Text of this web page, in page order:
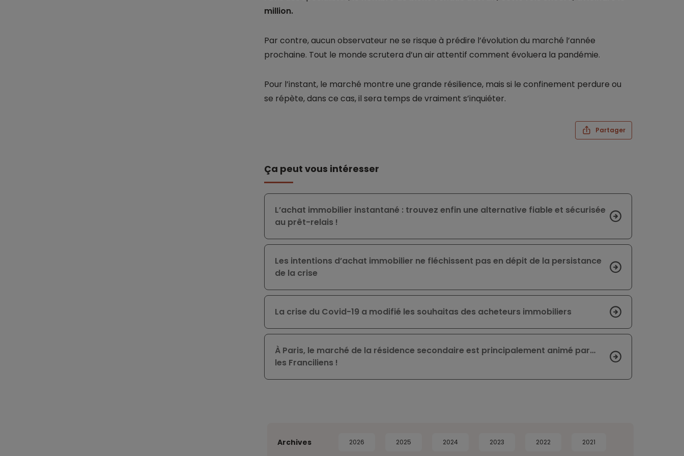
million.
Par contre, aucun observateur ne se risque à prédire l’évolution du marché l’année
prochaine. Tout le monde scrutera d’un air attentif comment évoluera la pandémie.
Pour l’instant, le marché montre une grande résilience, mais si le confinement perdure ou
se répète, dans ce cas, il sera temps de vraiment s’inquiéter.
Partager
Ça peut vous intéresser
L’achat immobilier instantané : trouvez enfin une alternative fiable et sécurisée
au prêt-relais !
Les intentions d’achat immobilier ne fléchissent pas en dépit de la persistance
de la crise
La crise du Covid-19 a modifié les souhaitas des acheteurs immobiliers
À Paris, le marché de la résidence secondaire est principalement animé par…
les Franciliens !
Archives 2026 2025 2024 2023 2022 2021